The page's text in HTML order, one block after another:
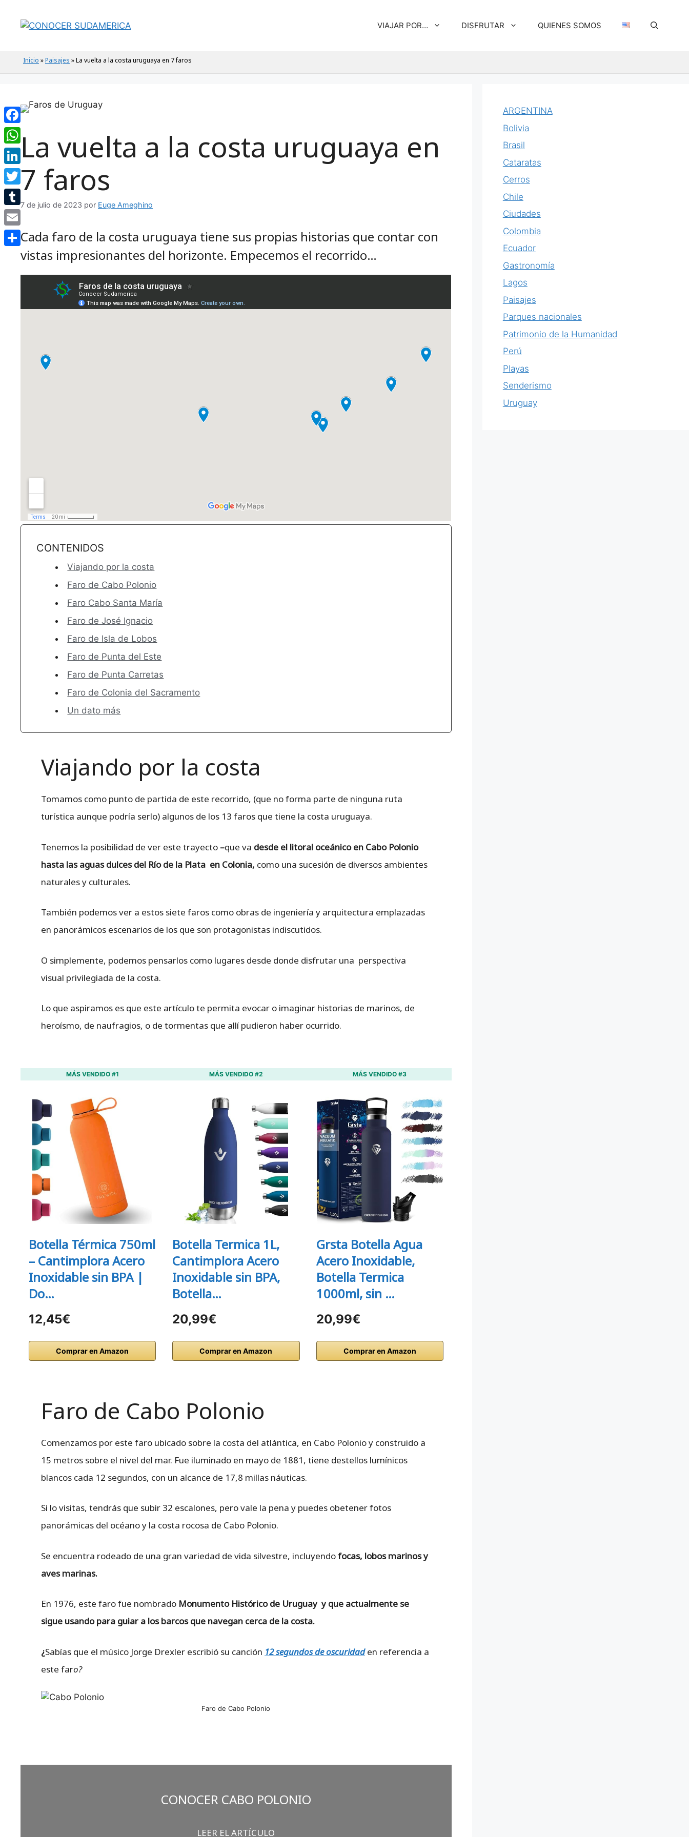
contenido
VIAJAR POR… DISFRUTAR QUIENES SOMOS
Inicio »Paisajes »La vuelta a la costa uruguaya en 7 faros
La vuelta a la costa uruguaya en
7 faros
7 de julio de 2023 por Euge Ameghino
Cada faro de la costa uruguaya tiene sus propias historias que contar con
vistas impresionantes del horizonte. Empecemos el recorrido…
CONTENIDOS
Viajando por la costa
Faro de Cabo Polonio
Faro Cabo Santa María
Faro de José Ignacio
Faro de Isla de Lobos
Faro de Punta del Este
Faro de Punta Carretas
Faro de Colonia del Sacramento
Un dato más
Viajando por la costa
Tomamos como punto de partida de este recorrido, (que no forma parte de ninguna ruta
turística aunque podría serlo) algunos de los 13 faros que tiene la costa uruguaya.
Tenemos la posibilidad de ver este trayecto –que va desde el litoral oceánico en Cabo Polonio
hasta las aguas dulces del Río de la Plata en Colonia, como una sucesión de diversos ambientes
naturales y culturales.
También podemos ver a estos siete faros como obras de ingeniería y arquitectura emplazadas
en panorámicos escenarios de los que son protagonistas indiscutidos.
O simplemente, podemos pensarlos como lugares desde donde disfrutar una perspectiva
visual privilegiada de la costa.
Lo que aspiramos es que este artículo te permita evocar o imaginar historias de marinos, de
heroísmo, de naufragios, o de tormentas que allí pudieron haber ocurrido.
MÁS VENDIDO #1
Botella Térmica 750ml
– Cantimplora Acero
Inoxidable sin BPA |
Do…
12,45€
Comprar en Amazon
MÁS VENDIDO #2
Botella Termica 1L,
Cantimplora Acero
Inoxidable sin BPA,
Botella…
20,99€
Comprar en Amazon
MÁS VENDIDO #3
Grsta Botella Agua
Acero Inoxidable,
Botella Termica
1000ml, sin …
20,99€
Comprar en Amazon
Faro de Cabo Polonio
Comenzamos por este faro ubicado sobre la costa del atlántica, en Cabo Polonio y construido a
15 metros sobre el nivel del mar. Fue iluminado en mayo de 1881, tiene destellos lumínicos
blancos cada 12 segundos, con un alcance de 17,8 millas náuticas.
Si lo visitas, tendrás que subir 32 escalones, pero vale la pena y puedes obetener fotos
panorámicas del océano y la costa rocosa de Cabo Polonio.
Se encuentra rodeado de una gran variedad de vida silvestre, incluyendofocas, lobos marinos y
aves marinas.
En 1976, este faro fue nombrado Monumento Histórico de Uruguay y que actualmente se
sigue usando para guiar a los barcos que navegan cerca de la costa.
¿Sabías que el músico Jorge Drexler escribió su canción 12 segundos de oscuridad en referencia a
este faro?
Faro de Cabo Polonio
CONOCER CABO POLONIO
LEER EL ARTÍCULO
ARGENTINA
Bolivia
Brasil
Cataratas
Cerros
Chile
Ciudades
Colombia
Ecuador
Gastronomía
Lagos
Paisajes
Parques nacionales
Patrimonio de la Humanidad
Perú
Playas
Senderismo
Uruguay
Facebook
WhatsApp
LinkedIn
Twitter
Tumblr
Email
Compartir